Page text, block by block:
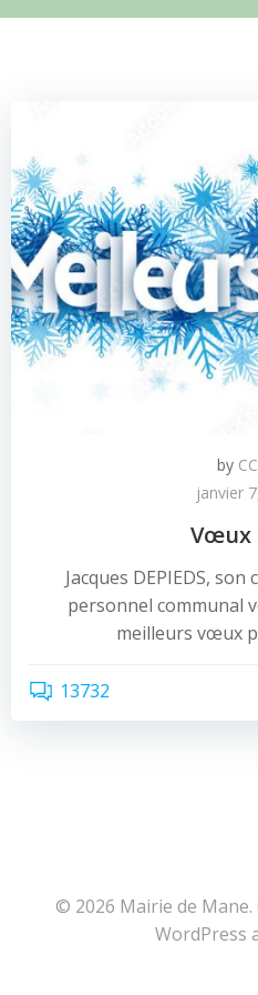
by
janvier
Vœux
Jacques DEPIEDS,
personnel communal
meilleurs vœux
13732
© 2026 Mairie de
WordPress